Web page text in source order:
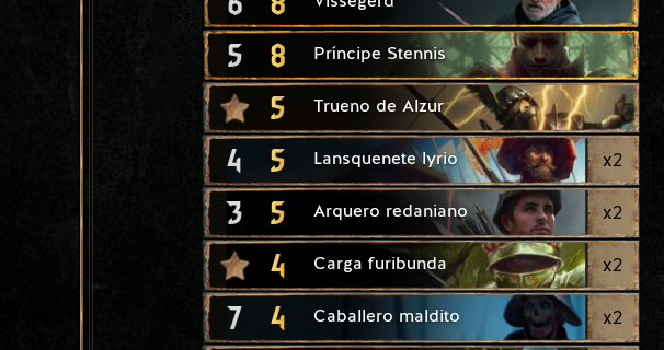
5 8 Príncipe Stennis
5 Trueno de Alzur
4 5 Lansquenete lyrio x2
3 5 Arquero redaniano x2
4 Carga furibunda x2
7 4 Caballero maldito x2